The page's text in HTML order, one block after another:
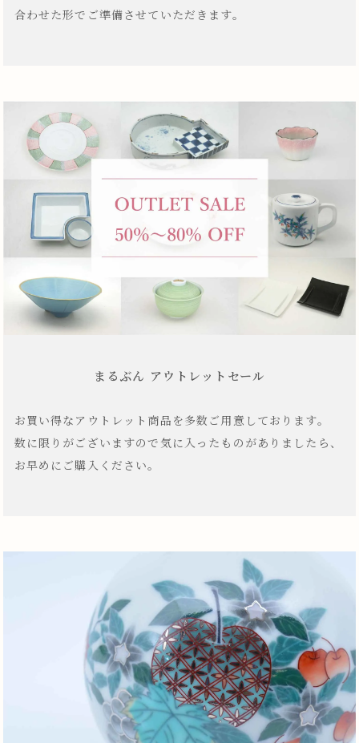
合わせた形でご準備させていただきます。
まるぶん アウトレットセール
お買い得なアウトレット商品を多数ご用意しております。
数に限りがございますので気に入ったものがありましたら、
お早めにご購入ください。